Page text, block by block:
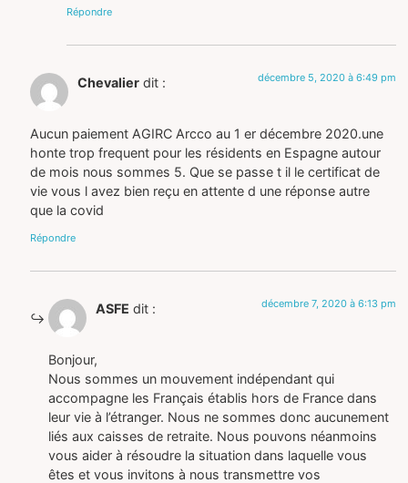
Répondre
Chevalier dit : décembre 5, 2020 à 6:49 pm
Aucun paiement AGIRC Arcco au 1 er décembre 2020.une
honte trop frequent pour les résidents en Espagne autour
de mois nous sommes 5. Que se passe t il le certificat de
vie vous l avez bien reçu en attente d une réponse autre
que la covid
Répondre
ASFE dit : décembre 7, 2020 à 6:13 pm
Bonjour,
Nous sommes un mouvement indépendant qui
accompagne les Français établis hors de France dans
leur vie à l’étranger. Nous ne sommes donc aucunement
liés aux caisses de retraite. Nous pouvons néanmoins
vous aider à résoudre la situation dans laquelle vous
êtes et vous invitons à nous transmettre vos